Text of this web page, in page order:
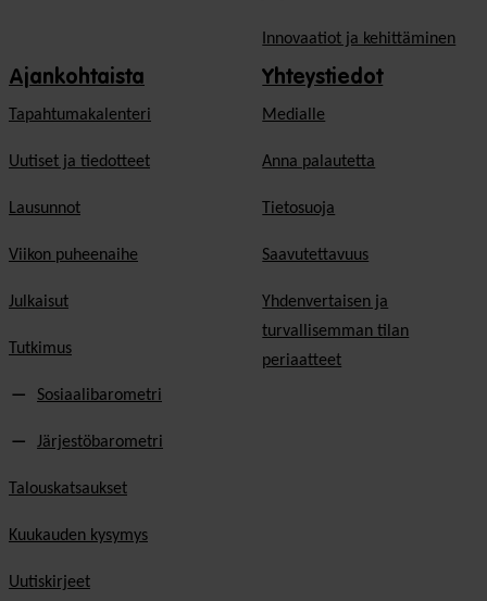
Innovaatiot ja kehittäminen
Ajankohtaista
Tapahtumakalenteri
Uutiset ja tiedotteet
Lausunnot
Viikon puheenaihe
Julkaisut
Tutkimus
Sosiaalibarometri
Järjestöbarometri
Talouskatsaukset
Kuukauden kysymys
Uutiskirjeet
Yhteystiedot
Medialle
Anna palautetta
Tietosuoja
Saavutettavuus
Yhdenvertaisen ja
turvallisemman tilan
periaatteet